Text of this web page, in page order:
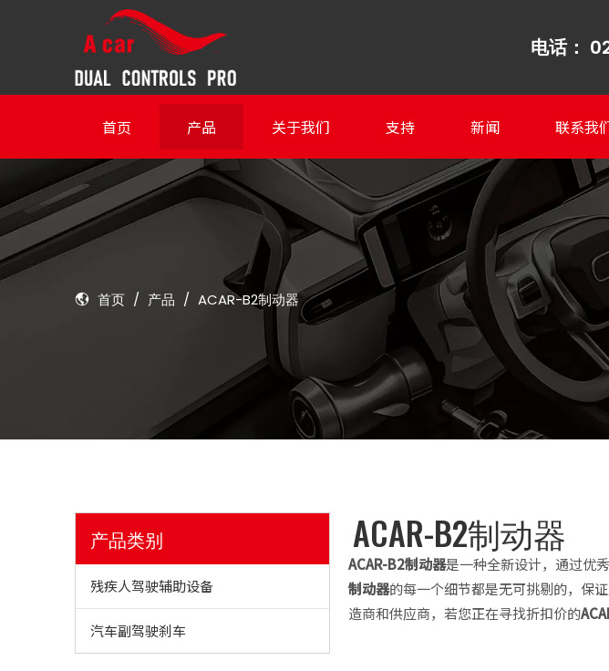
电话：
首页 产品 关于我们 支持 新闻 联系我
首页 / 产品 / ACAR-B2制动器
产品类别
残疾人驾驶辅助设备
汽车副驾驶刹车
ACAR-B2制动器
ACAR-B2制动器是一种全新设计，通过优
制动器的每一个细节都是无可挑剔的，保
造商和供应商，若您正在寻找折扣价的